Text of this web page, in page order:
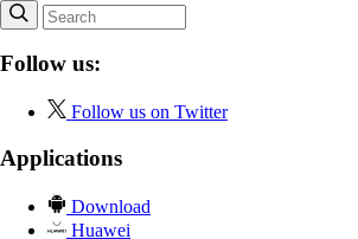
Follow us:
Follow us on Twitter
Applications
Download
Huawei